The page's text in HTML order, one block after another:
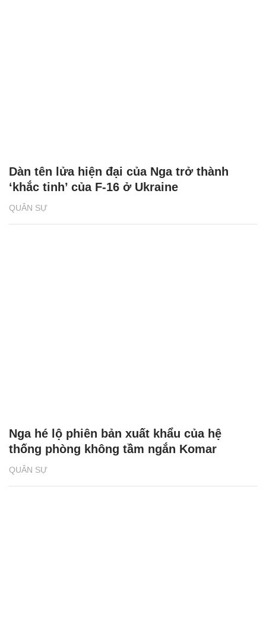
QUÂN SỰ
Dàn tên lửa hiện đại của Nga trở thành
‘khắc tinh’ của F-16 ở Ukraine
QUÂN SỰ
Nga hé lộ phiên bản xuất khẩu của hệ
thống phòng không tầm ngắn Komar